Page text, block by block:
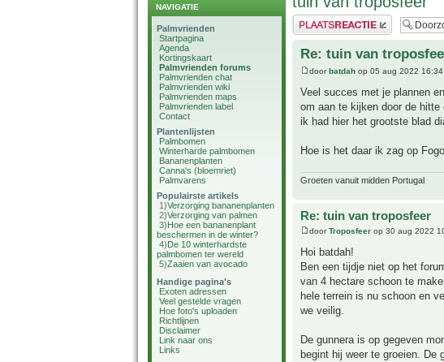
NAVIGATIE
Palmvrienden
Startpagina
Agenda
Kortingskaart
Palmvrienden forums
Palmvrienden chat
Palmvrienden wiki
Palmvrienden maps
Palmvrienden label
Contact
Plantenlijsten
Palmbomen
Winterharde palmbomen
Bananenplanten
Canna's (bloemriet)
Palmvarens
Populairste artikels
1)Verzorging bananenplanten
2)Verzorging van palmen
3)Hoe een bananenplant
beschermen in de winter?
4)De 10 winterhardste
palmbomen ter wereld
5)Zaaien van avocado
Handige pagina's
Exoten adressen
Veel gestelde vragen
Hoe foto's uploaden
Richtlijnen
Disclaimer
Link naar ons
Links
Plaats een reactie
Re: tuin van
doorbatdah op 05 aug 2022 16:34
Veel succes met je plannen
om aan te kijken door de
ik had hier het grootste blad
Hoe is het daar ik zag op
Groeten vanuit midden Portugal
Re: tuin van troposfeer
doorTroposfeer op 30 aug 2022
Hoi batdah!
Ben een tijdje niet op het
van 4 hectare schoon te
hele terrein is nu schoon en
we veilig.
De gunnera is op gegeven
begint hij weer te groeien.